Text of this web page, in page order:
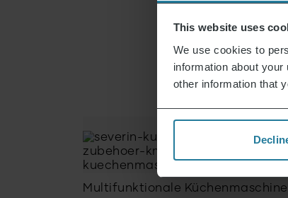
This website uses
We use cookies to
information about
other information that
Multifunktionale Küchenmaschine